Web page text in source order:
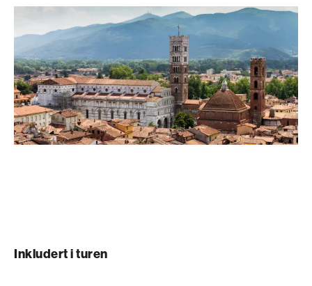
Inkludert i turen